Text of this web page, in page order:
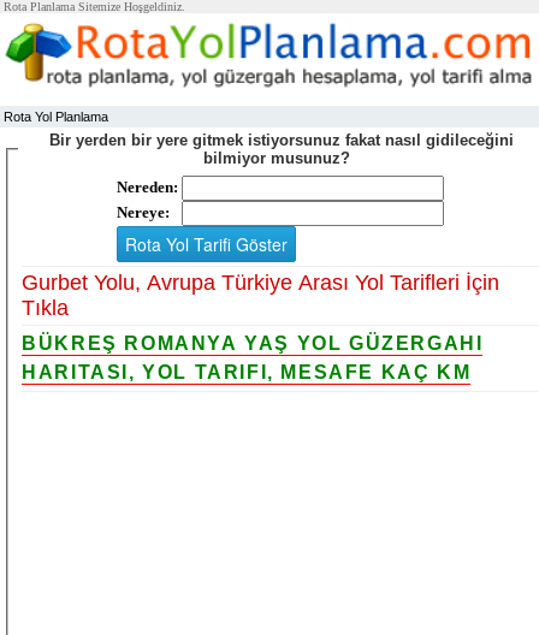
Rota Planlama Sitemize Hoşgeldiniz.
Rota Yol Planlama
Bir yerden bir yere gitmek istiyorsunuz fakat nasıl gidileceğini
bilmiyor musunuz?
Nereden:
Nereye:
Gurbet Yolu, Avrupa Türkiye Arası Yol Tarifleri İçin
Tıkla
BÜKREŞ ROMANYA YAŞ YOL GÜZERGAHI
HARITASI, YOL TARIFI, MESAFE KAÇ KM